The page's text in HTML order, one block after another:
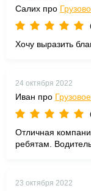
Салих про
Хочу выразить
24 октября 2022
Иван про
Отличная
ребятам.
23 октября 2022